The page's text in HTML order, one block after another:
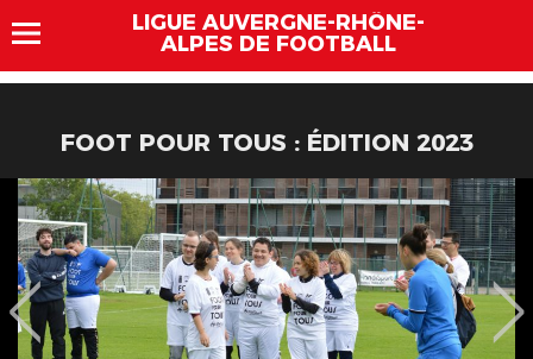
LIGUE AUVERGNE-RHÔNE-
ALPES DE FOOTBALL
FOOT POUR TOUS : ÉDITION 2023